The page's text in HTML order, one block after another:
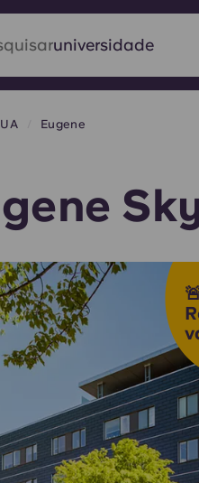
alojamento
estudantil
Yugocom a VCARB
inesquecíveis para os
English (US)
Eugene